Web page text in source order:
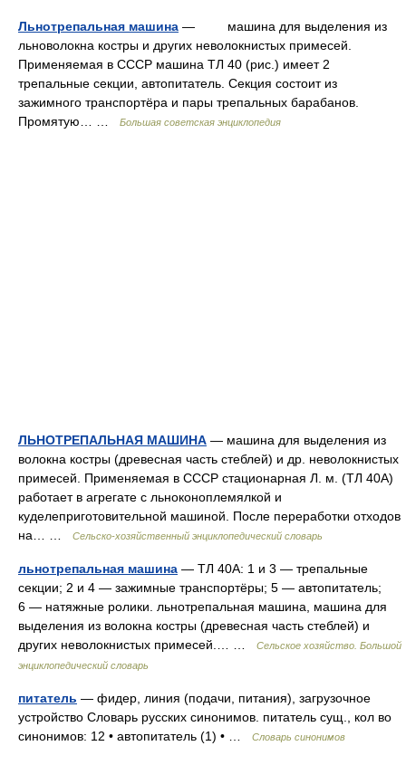
Льнотрепальная машина — машина для выделения из
льноволокна костры и других неволокнистых примесей.
Применяемая в СССР машина ТЛ 40 (рис.) имеет 2
трепальные секции, автопитатель. Секция состоит из
зажимного транспортёра и пары трепальных барабанов.
Промятую… …
Большая советская энциклопедия
ЛЬНОТРЕПАЛЬНАЯ МАШИНА — машина для выделения из
волокна костры (древесная часть стеблей) и др. неволокнистых
примесей. Применяемая в СССР стационарная Л. м. (ТЛ 40А)
работает в агрегате с льноконоплемялкой и
куделеприготовительной машиной. После переработки отходов
на… …
Сельско-хозяйственный энциклопедический словарь
льнотрепальная машина — ТЛ 40А: 1 и 3 — трепальные
секции; 2 и 4 — зажимные транспортёры; 5 — автопитатель;
6 — натяжные ролики. льнотрепальная машина, машина для
выделения из волокна костры (древесная часть стеблей) и
других неволокнистых примесей.… …
Сельское хозяйство. Большой
энциклопедический словарь
питатель — фидер, линия (подачи, питания), загрузочное
устройство Словарь русских синонимов. питатель сущ., кол во
синонимов: 12 • автопитатель (1) • …
Словарь синонимов